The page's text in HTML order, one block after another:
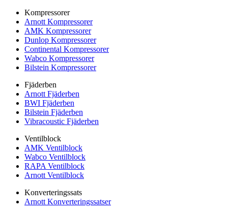
Kompressorer
Arnott Kompressorer
AMK Kompressorer
Dunlop Kompressorer
Continental Kompressorer
Wabco Kompressorer
Bilstein Kompressorer
Fjäderben
Arnott Fjäderben
BWI Fjäderben
Bilstein Fjäderben
Vibracoustic Fjäderben
Ventilblock
AMK Ventilblock
Wabco Ventilblock
RAPA Ventilblock
Arnott Ventilblock
Konverteringssats
Arnott Konverteringssatser